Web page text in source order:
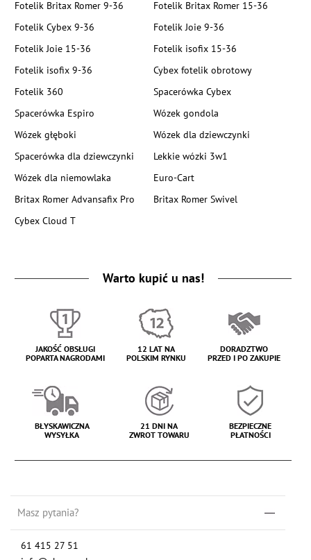
Fotelik Britax Romer 9-36
Fotelik Britax Romer 15-36
Fotelik Cybex 9-36
Fotelik Joie 9-36
Fotelik Joie 15-36
Fotelik isofix 15-36
Fotelik isofix 9-36
Cybex fotelik obrotowy
Fotelik 360
Spacerówka Cybex
Spacerówka Espiro
Wózek gondola
Wózek głęboki
Wózek dla dziewczynki
Spacerówka dla dziewczynki
Lekkie wózki 3w1
Wózek dla niemowlaka
Euro-Cart
Britax Romer Advansafix Pro
Britax Romer Swivel
Cybex Cloud T
Warto kupić u nas!
JAKOŚĆ OBSŁUGI
POPARTA NAGRODAMI
12 LAT NA
POLSKIM RYNKU
DORADZTWO
PRZED I PO ZAKUPIE
BŁYSKAWICZNA
WYSYŁKA
21 DNI NA
ZWROT TOWARU
BEZPIECZNE
PŁATNOŚCI
Masz pytania?
61 415 27 51